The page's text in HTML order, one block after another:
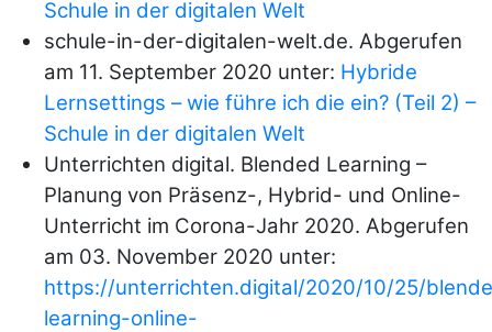
Schule in der digitalen Welt
schule-in-der-digitalen-welt.de. Abgerufen
am 11. September 2020 unter: Hybride
Lernsettings – wie führe ich die ein? (Teil 2) –
Schule in der digitalen Welt
Unterrichten digital. Blended Learning –
Planung von Präsenz-, Hybrid- und Online-
Unterricht im Corona-Jahr 2020. Abgerufen
am 03. November 2020 unter:
https://unterrichten.digital/2020/10/25/
learning-online-